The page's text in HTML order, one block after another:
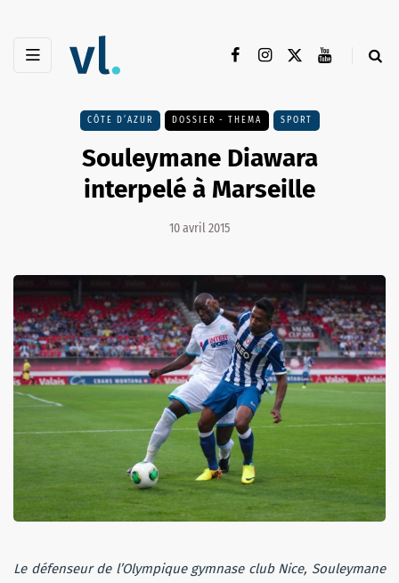
CÔTE D’AZUR DOSSIER - THEMA SPORT
Souleymane Diawara
interpelé à Marseille
10 avril 2015
Le défenseur de l’Olympique gymnase club Nice, Souleymane